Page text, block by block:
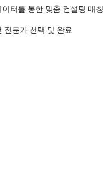
이터를 통한 맞춤 컨설팅 매칭
전문가 선택 및 완료